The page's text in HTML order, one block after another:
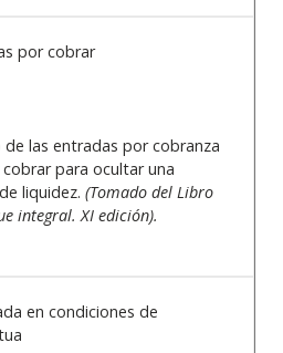
por cobrar
de las entradas por cobranza
para ocultar una
liquidez. (Tomado del Libro
integral. XI edición).
en condiciones de